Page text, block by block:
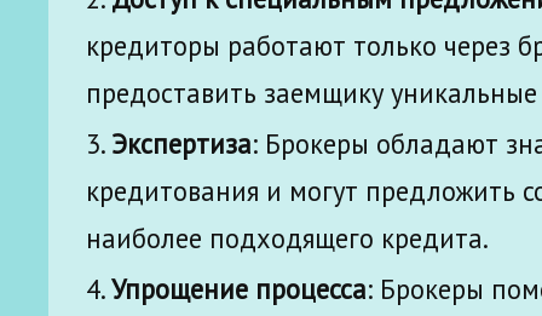
кредиторы работают только через
предоставить заемщику
Экспертиза: Брокеры обладают
кредитования и могут предложить
наиболее подходящего кредита.
Упрощение процесса: Брокеры